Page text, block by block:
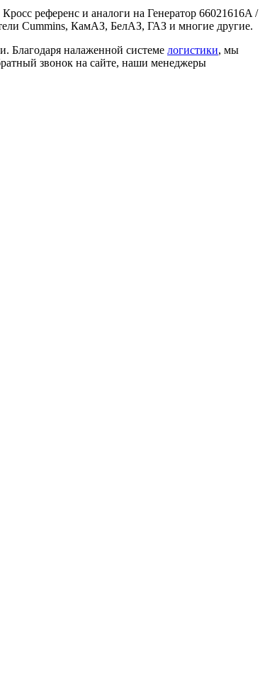
Кросс референс и аналоги на Генератор 66021616A /
Cummins, КамАЗ, БелАЗ, ГАЗ и многие другие.
Благодаря налаженной системе логистики, мы
звонок на сайте, наши менеджеры